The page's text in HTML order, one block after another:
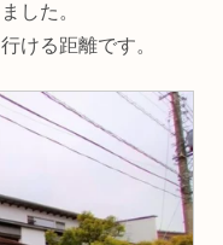
した。
ける距離です。